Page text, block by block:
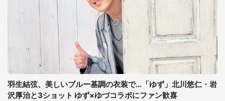
羽生結弦、美しいブルー基調の衣装で...「ゆず」北川悠仁・岩
沢厚治と3ショット ゆず×ゆづコラボにファン歓喜